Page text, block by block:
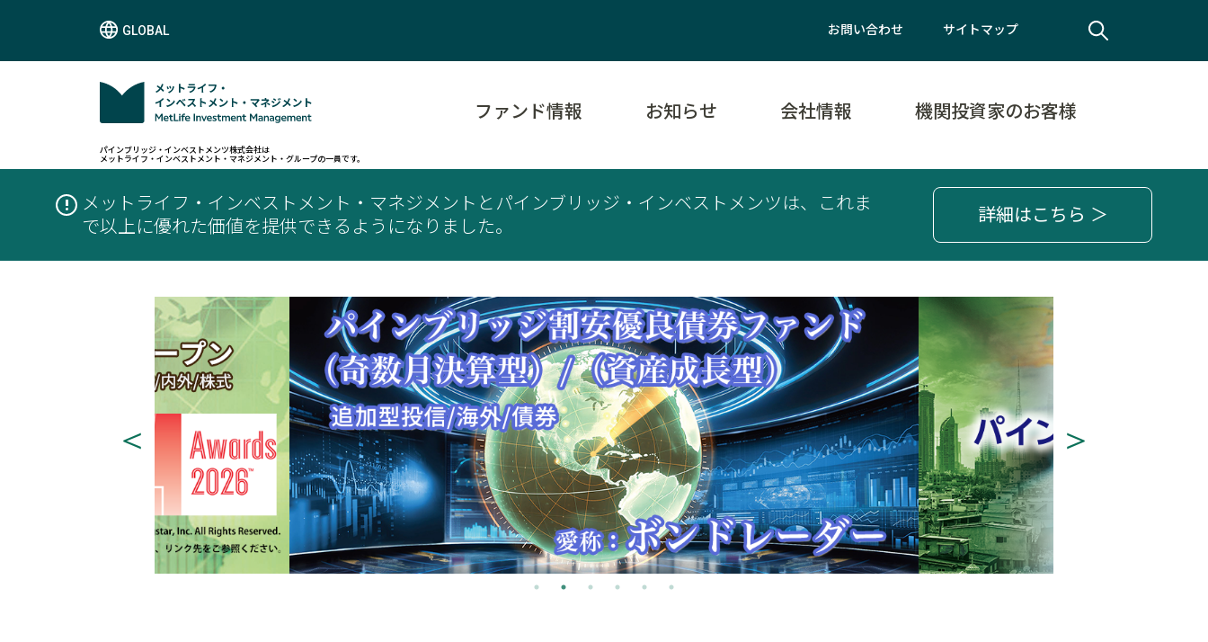
GLOBAL お問い合わせ サイトマップ
パインブリッジ・インベストメンツ株式会社は
メットライフ・インベストメント・マネジメント・グループの一員です。
ファンド情報 お知らせ 会社情報 機関投資家のお客様
メットライフ・インベストメント・マネジメントとパインブリッジ・インベストメンツは、これま
で以上に優れた価値を提供できるようになりました。
詳細はこちら ＞